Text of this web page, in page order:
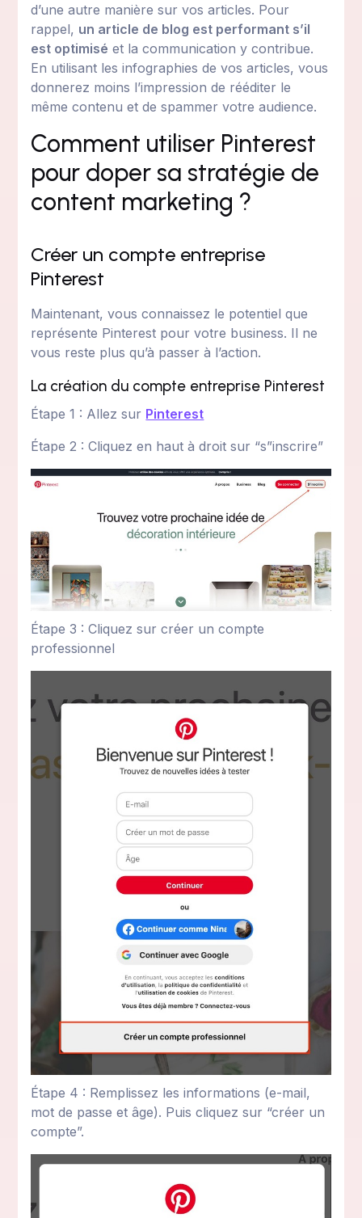
d’une autre manière sur vos articles. Pour
rappel, un article de blog est performant s’il
est optimisé et la communication y contribue.
En utilisant les infographies de vos articles, vous
donnerez moins l’impression de rééditer le
même contenu et de spammer votre audience.
Comment utiliser Pinterest
pour doper sa stratégie de
content marketing ?
Créer un compte entreprise
Pinterest
Maintenant, vous connaissez le potentiel que
représente Pinterest pour votre business. Il ne
vous reste plus qu’à passer à l’action.
La création du compte entreprise Pinterest
Étape 1 : Allez sur Pinterest
Étape 2 : Cliquez en haut à droit sur “s”inscrire”
Étape 3 : Cliquez sur créer un compte
professionnel
Étape 4 : Remplissez les informations (e-mail,
mot de passe et âge). Puis cliquez sur “créer un
compte”.